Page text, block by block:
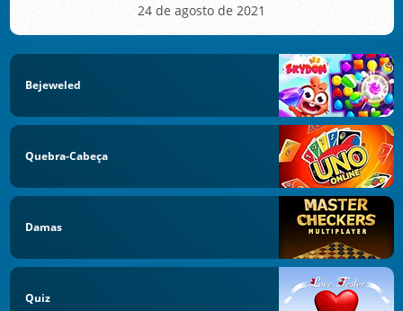
24 de agosto de 2021
Bejeweled
Quebra-Cabeça
Damas
Quiz